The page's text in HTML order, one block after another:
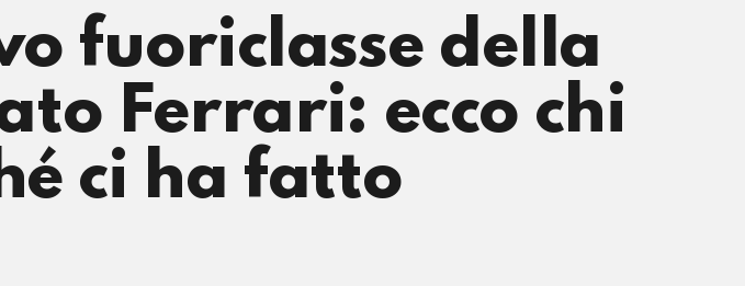
fuoriclasse della
Ferrari: ecco chi
ci ha fatto